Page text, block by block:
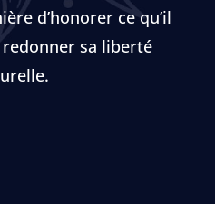
d’honorer ce qu’il
sa liberté